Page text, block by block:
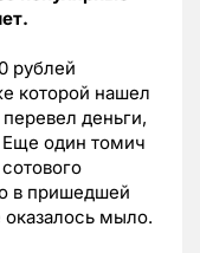
рублей
которой нашел
деньги,
Еще один томич
в пришедшей
мыло.